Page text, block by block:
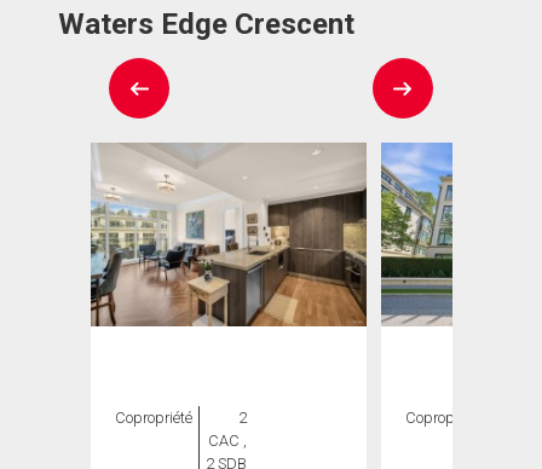
Waters Edge Crescent
Copropriété
2
CAC ,
2 SDB
Copropriété